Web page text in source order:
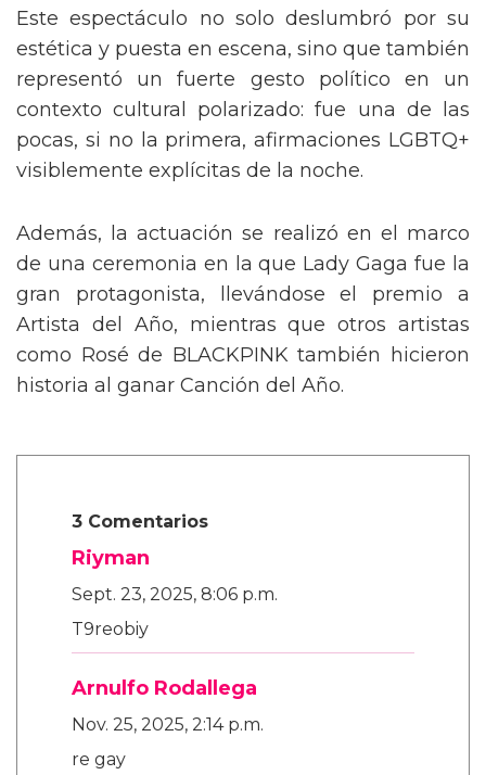
Este espectáculo no solo deslumbró por su
estética y puesta en escena, sino que también
representó un fuerte gesto político en un
contexto cultural polarizado: fue una de las
pocas, si no la primera, afirmaciones LGBTQ+
visiblemente explícitas de la noche.
Además, la actuación se realizó en el marco
de una ceremonia en la que Lady Gaga fue la
gran protagonista, llevándose el premio a
Artista del Año, mientras que otros artistas
como Rosé de BLACKPINK también hicieron
historia al ganar Canción del Año.
3 Comentarios
Riyman
Sept. 23, 2025, 8:06 p.m.
T9reobiy
Arnulfo Rodallega
Nov. 25, 2025, 2:14 p.m.
re gay